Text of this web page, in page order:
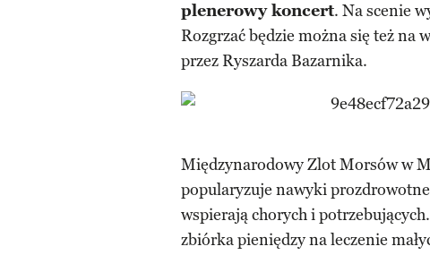
plenerowy koncert. Na scenie
Rozgrzać będzie można się też na
przez Ryszarda Bazarnika.
Międzynarodowy Zlot Morsów w
popularyzuje nawyki
wspierają chorych i
zbiórka pieniędzy na leczenie